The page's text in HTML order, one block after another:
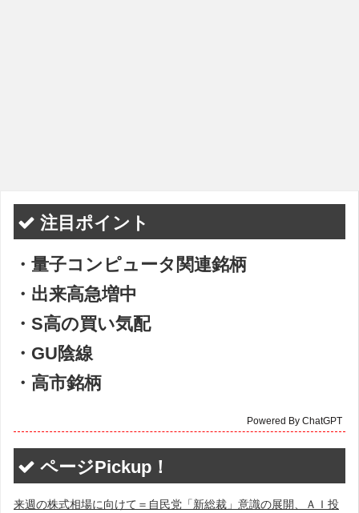
注目ポイント
・量子コンピュータ関連銘柄
・出来高急増中
・S高の買い気配
・GU陰線
・高市銘柄
Powered By ChatGPT
ページPickup！
来週の株式相場に向けて＝自民党「新総裁」意識の展開、ＡＩ投